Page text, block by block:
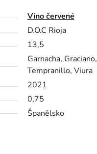
Víno červené
D.O.C Rioja
13,5
Garnacha, Graciano,
Tempranillo, Viura
2021
0,75
Španělsko